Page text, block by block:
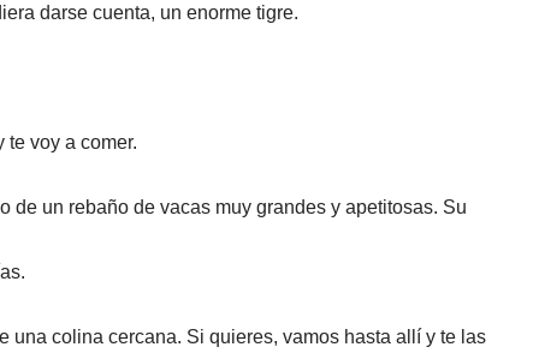
darse cuenta, un enorme tigre.
voy a comer.
un rebaño de vacas muy grandes y apetitosas. Su
colina cercana. Si quieres, vamos hasta allí y te las